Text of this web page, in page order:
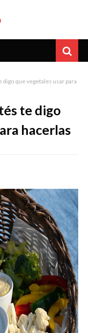
digo que vegetales usar para
te digo
hacerlas